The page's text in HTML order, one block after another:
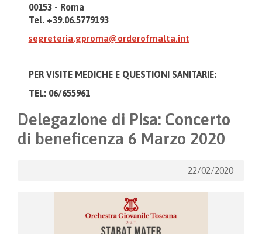
00153 - Roma
Tel. +39.06.5779193
segreteria.gproma@orderofmalta.int
PER VISITE MEDICHE E QUESTIONI SANITARIE:
TEL: 06/655961
Delegazione di Pisa: Concerto
di beneficenza 6 Marzo 2020
22/02/2020